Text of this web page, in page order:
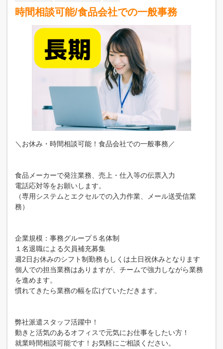
時間相談可能/食品会社での一般事務
＼お休み・時間相談可能！食品会社での一般事務／
食品メーカーで発注業務、売上・仕入等の伝票入力
電話応対等をお願いします。
（専用システムとエクセルでの入力作業、メール送受信業
務）
企業規模：事務グループ５名体制
１名退職による欠員補充募集
週2日お休みのシフト制勤務もしくは土日祝休みとなります
個人での担当業務はありますが、チームで強力しながら業務
を進めます。
慣れてきたら業務の幅を広げていただきます。
弊社派遣スタッフ活躍中！
動きと活気のあるオフィスで元気にお仕事をしたい方！
就業時間相談可能です！お気軽にご相談ください。
条件選択に戻る